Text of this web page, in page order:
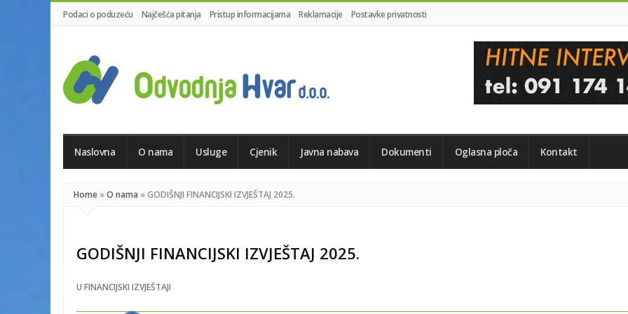
Podaci o poduzeću Najčešća pitanja Pristup informacijama Reklamacije Postavke privatnosti
Hvar
d.o.o.
Naslovna O nama Usluge Cjenik Javna nabava Dokumenti Oglasna ploča Kontakt
Home »O nama »GODIŠNJI FINANCIJSKI IZVJEŠTAJ 2025.
GODIŠNJI FINANCIJSKI IZVJEŠTAJ 2025.
U FINANCIJSKI IZVJEŠTAJI